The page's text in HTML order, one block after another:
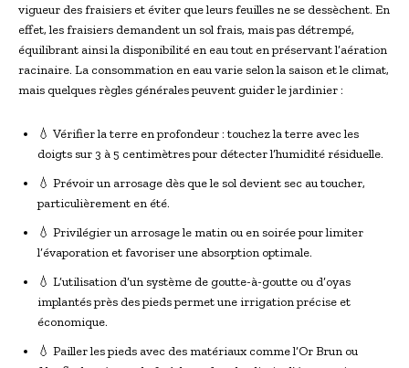
vigueur des fraisiers et éviter que leurs feuilles ne se dessèchent. En
effet, les fraisiers demandent un sol frais, mais pas détrempé,
équilibrant ainsi la disponibilité en eau tout en préservant l’aération
racinaire. La consommation en eau varie selon la saison et le climat,
mais quelques règles générales peuvent guider le jardinier :
💧 Vérifier la terre en profondeur : touchez la terre avec les
doigts sur 3 à 5 centimètres pour détecter l’humidité résiduelle.
💧 Prévoir un arrosage dès que le sol devient sec au toucher,
particulièrement en été.
💧 Privilégier un arrosage le matin ou en soirée pour limiter
l’évaporation et favoriser une absorption optimale.
💧 L’utilisation d’un système de goutte-à-goutte ou d’oyas
implantés près des pieds permet une irrigation précise et
économique.
💧 Pailler les pieds avec des matériaux comme l’Or Brun ou